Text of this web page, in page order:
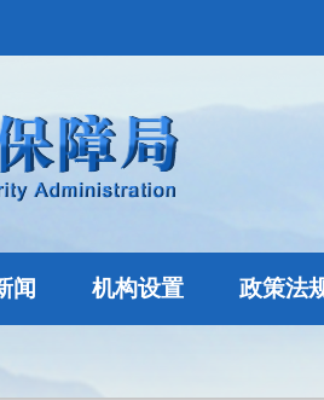
闻 机构设置 政策法